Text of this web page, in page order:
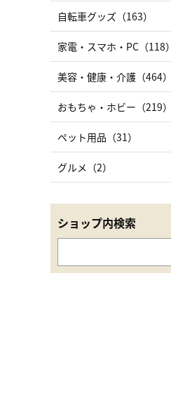
自転車グッズ（163）
家電・スマホ・PC（118）
美容・健康・介護（464）
おもちゃ・ホビー（219）
ペット用品（31）
グルメ（2）
ショップ内検索